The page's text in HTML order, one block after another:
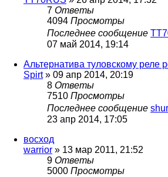
7 Ответы
4094 Просмотры
Последнее сообщение
07 май 2014, 19:14
Альтернатива туловскому реле
Spirt» 09 апр 2014, 20:19
8 Ответы
7510 Просмотры
Последнее сообщение
23 апр 2014, 17:05
восход
warrior » 13 мар 2011, 21:52
9 Ответы
5000 Просмотры